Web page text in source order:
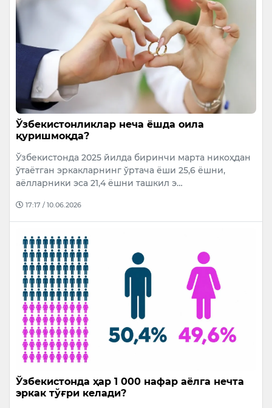
Ўзбекистонликлар неча ёшда оила
қуришмоқда?
Ўзбекистонда 2025 йилда биринчи марта никоҳдан
ўтаётган эркакларнинг ўртача ёши 25,6 ёшни,
аёлларники эса 21,4 ёшни ташкил э…
17:17 / 10.06.2026
Ўзбекистонда ҳар 1 000 нафар аёлга нечта
эркак тўғри келади?